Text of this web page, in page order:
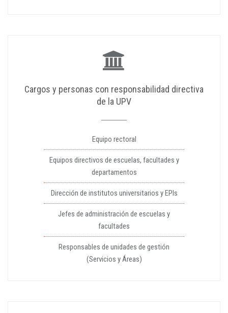
Cargos y personas con responsabilidad directiva
de la UPV
Equipo rectoral
Equipos directivos de escuelas, facultades y
departamentos
Dirección de institutos universitarios y EPIs
Jefes de administración de escuelas y
facultades
Responsables de unidades de gestión
(Servicios y Áreas)